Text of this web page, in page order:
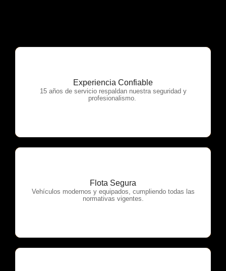
Experiencia Confiable
15 años de servicio respaldan nuestra seguridad y
profesionalismo.
OTP Servicios
Flota Segura
Vehículos modernos y equipados, cumpliendo todas las
normativas vigentes.
OTP Servicios